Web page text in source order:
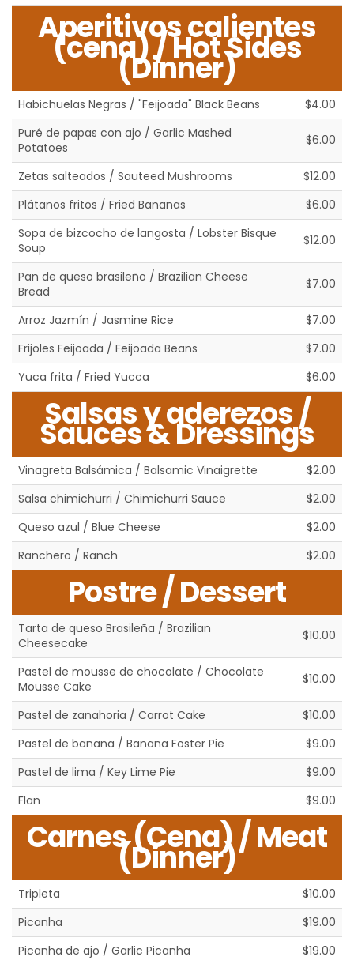
Aperitivos calientes
(cena) / Hot Sides
(Dinner)
Habichuelas Negras / "Feijoada" Black Beans
$4.00
Puré de papas con ajo / Garlic Mashed
Potatoes
$6.00
Zetas salteados / Sauteed Mushrooms
$12.00
Plátanos fritos / Fried Bananas
$6.00
Sopa de bizcocho de langosta / Lobster Bisque
Soup
$12.00
Pan de queso brasileño / Brazilian Cheese
Bread
$7.00
Arroz Jazmín / Jasmine Rice
$7.00
Frijoles Feijoada / Feijoada Beans
$7.00
Yuca frita / Fried Yucca
$6.00
Salsas y aderezos /
Sauces & Dressings
Vinagreta Balsámica / Balsamic Vinaigrette
$2.00
Salsa chimichurri / Chimichurri Sauce
$2.00
Queso azul / Blue Cheese
$2.00
Ranchero / Ranch
$2.00
Postre / Dessert
Tarta de queso Brasileña / Brazilian
Cheesecake
$10.00
Pastel de mousse de chocolate / Chocolate
Mousse Cake
$10.00
Pastel de zanahoria / Carrot Cake
$10.00
Pastel de banana / Banana Foster Pie
$9.00
Pastel de lima / Key Lime Pie
$9.00
Flan
$9.00
Carnes (Cena) / Meat
(Dinner)
Tripleta
$10.00
Picanha
$19.00
Picanha de ajo / Garlic Picanha
$19.00